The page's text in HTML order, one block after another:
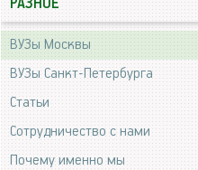
РАЗНОЕ
ВУЗы Москвы
ВУЗы Санкт-Петербурга
Статьи
Сотрудничество с нами
Почему именно мы